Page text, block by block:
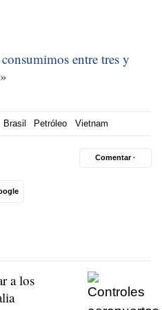
entre tres y
Brasil Petróleo Vietnam
Comentar ·
a los